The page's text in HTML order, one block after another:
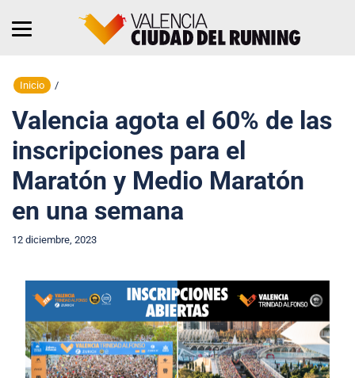
Inicio /
Valencia agota el 60% de las
inscripciones para el
Maratón y Medio Maratón
en una semana
12 diciembre, 2023